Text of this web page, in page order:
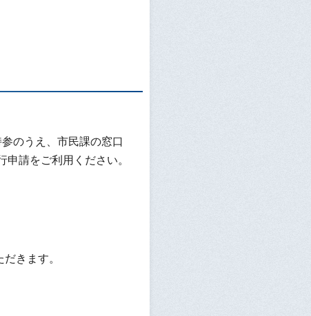
のうえ、市民課の窓口
請をご利用ください。
きます。